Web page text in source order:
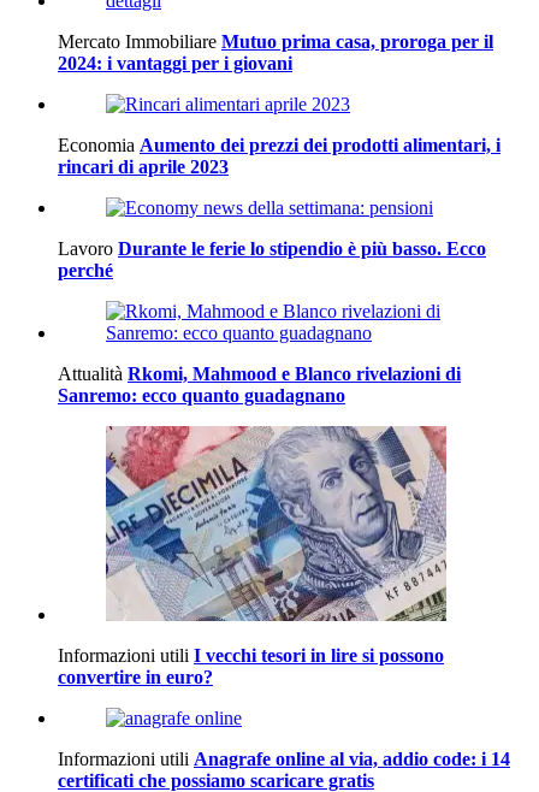
Mercato Immobiliare Mutuo prima casa, proroga per il
2024: i vantaggi per i giovani
Economia Aumento dei prezzi dei prodotti alimentari, i
rincari di aprile 2023
Lavoro Durante le ferie lo stipendio è più basso. Ecco
perché
Attualità Rkomi, Mahmood e Blanco rivelazioni di
Sanremo: ecco quanto guadagnano
Informazioni utili I vecchi tesori in lire si possono
convertire in euro?
Informazioni utili Anagrafe online al via, addio code: i 14
certificati che possiamo scaricare gratis